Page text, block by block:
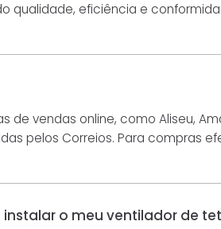
eficiência e
vendas online, como Aliseu,
pelos Correios. Para compras
o meu ventilador de